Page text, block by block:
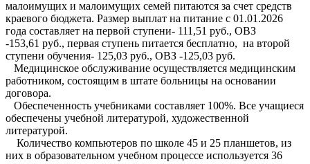
малоимущих и малоимущих семей питаются за счет средств
краевого бюджета. Размер выплат на питание с 01.01.2026
года составляет на первой ступени- 111,51 руб., ОВЗ
-153,61 руб., первая ступень питается бесплатно, на второй
ступени обучения- 125,03 руб., ОВЗ -125,03 руб.
Медицинское обслуживание осуществляется медицинским
работником, состоящим в штате больницы на основании
договора.
Обеспеченность учебниками составляет 100%. Все учащиеся
обеспечены учебной литературой, художественной
литературой.
Количество компьютеров по школе 45 и 25 планшетов, из
них в образовательном учебном процессе используется 36